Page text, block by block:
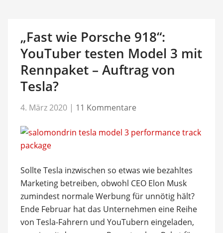
„Fast wie Porsche 918“:
YouTuber testen Model 3 mit
Rennpaket – Auftrag von
Tesla?
4. März 2020 | 11 Kommentare
Sollte Tesla inzwischen so etwas wie bezahltes
Marketing betreiben, obwohl CEO Elon Musk
zumindest normale Werbung für unnötig hält?
Ende Februar hat das Unternehmen eine Reihe
von Tesla-Fahrern und YouTubern eingeladen,